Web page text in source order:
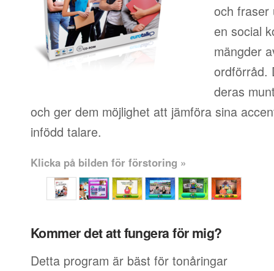
och fraser
en social
mängder
ordförråd.
deras
och ger dem möjlighet att jämföra sina
infödd talare.
Klicka på bilden för förstoring »
Kommer det att fungera för mig?
Detta program är bäst för tonåringar